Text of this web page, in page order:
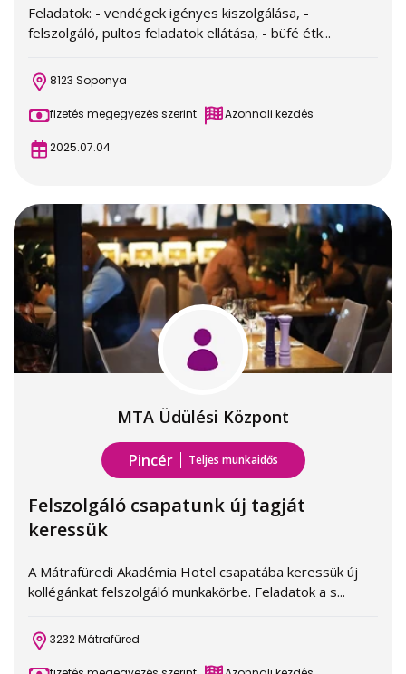
Feladatok: - vendégek igényes kiszolgálása, -
felszolgáló, pultos feladatok ellátása, - büfé étk...
8123 Soponya
fizetés megegyezés szerint Azonnali kezdés
2025.07.04
MTA Üdülési Központ
Pincér Teljes munkaidős
Felszolgáló csapatunk új tagját
keressük
A Mátrafüredi Akadémia Hotel csapatába keressük új
kollégánkat felszolgáló munkakörbe. Feladatok a s...
3232 Mátrafüred